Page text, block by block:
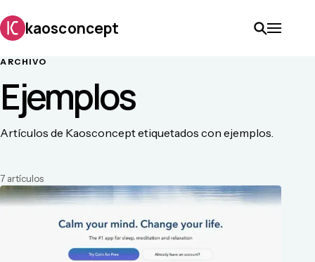
kaosconcept
ARCHIVO
Ejemplos
Artículos de Kaosconcept etiquetados con ejemplos.
7 artículos